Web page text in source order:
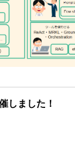
しました！